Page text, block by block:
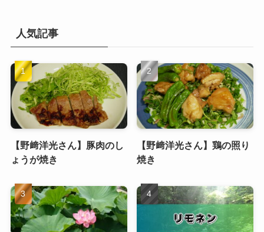
人気記事
【野﨑洋光さん】豚肉のし
ょうが焼き
【野﨑洋光さん】鶏の照り
焼き